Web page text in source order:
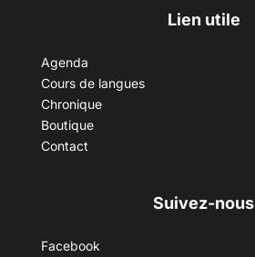
Lien utile
Agenda
Cours de langues
Chronique
Boutique
Contact
Suivez-nous
Facebook